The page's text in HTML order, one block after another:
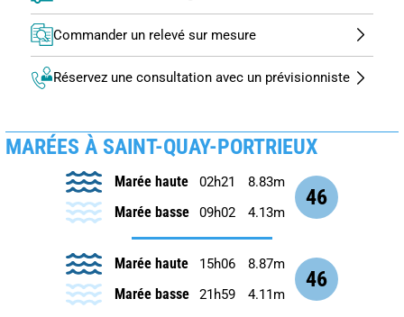
Commander un relevé sur mesure
Réservez une consultation avec un prévisionniste
MARÉES À SAINT-QUAY-PORTRIEUX
46
Marée haute 02h21 8.83m
Marée basse 09h02 4.13m
46
Marée haute 15h06 8.87m
Marée basse 21h59 4.11m